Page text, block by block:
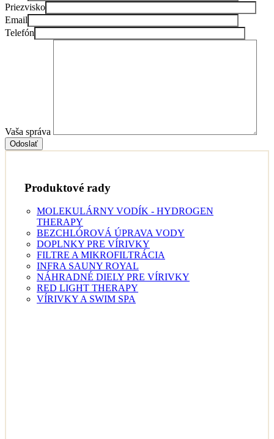
Priezvisko
Email
Telefón
Vaša správa
Odoslať
Produktové rady
MOLEKULÁRNY VODÍK - HYDROGEN
THERAPY
BEZCHLÓROVÁ ÚPRAVA VODY
DOPLNKY PRE VÍRIVKY
FILTRE A MIKROFILTRÁCIA
INFRA SAUNY ROYAL
NÁHRADNÉ DIELY PRE VÍRIVKY
RED LIGHT THERAPY
VÍRIVKY A SWIM SPA